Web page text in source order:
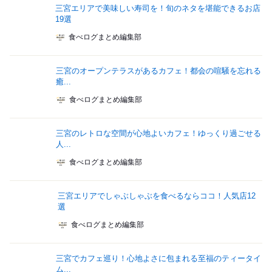
三宮エリアで美味しい寿司を！旬のネタを堪能できるお店
19選
食べログまとめ編集部
三宮のオープンテラスがあるカフェ！都会の喧騒を忘れる
癒...
食べログまとめ編集部
三宮のレトロな空間が心地よいカフェ！ゆっくり過ごせる
人...
食べログまとめ編集部
三宮エリアでしゃぶしゃぶを食べるならココ！人気店12
選
食べログまとめ編集部
三宮でカフェ巡り！心地よさに包まれる至福のティータイ
ム...